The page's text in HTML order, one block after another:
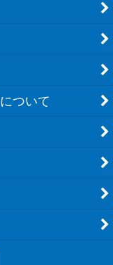
ついて